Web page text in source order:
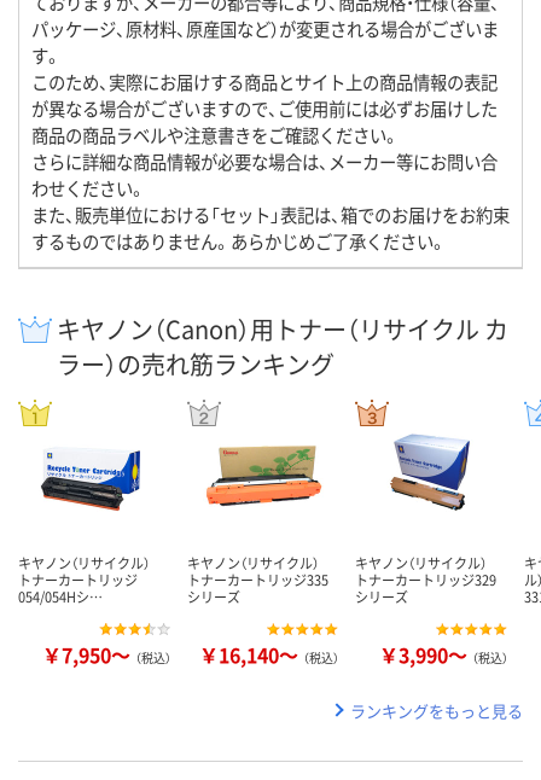
パッケージ、原材料、原産国など）が変更される場合がございま
す。
このため、実際にお届けする商品とサイト上の商品情報の表記
が異なる場合がございますので、ご使用前には必ずお届けした
商品の商品ラベルや注意書きをご確認ください。
さらに詳細な商品情報が必要な場合は、メーカー等にお問い合
わせください。
また、販売単位における「セット」表記は、箱でのお届けをお約束
するものではありません。あらかじめご了承ください。
キヤノン（Canon）用トナー（リサイクル カ
ラー）の売れ筋ランキング
キヤノン（リサイクル）
トナーカートリッジ
054/054Hシ…
￥7,950～ （税込）
キヤノン（リサイクル）
トナーカートリッジ335
シリーズ
￥16,140～ （税込）
キヤノン（リサイクル）
トナーカートリッジ329
シリーズ
￥3,990～ （税込）
キ
ランキングをもっと見る